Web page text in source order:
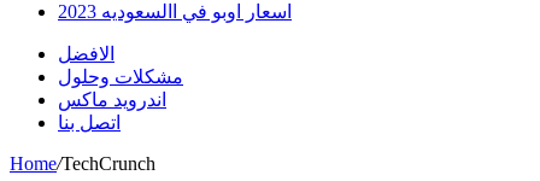
اسعار اوبو في االسعوديه 2023
الافضل
مشكلات وحلول
اندرويد ماكس
اتصل بنا
Home/TechCrunch